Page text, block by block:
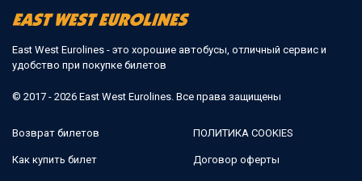
East West Eurolines - это хорошие автобусы, отличный сервис и
удобство при покупке билетов
© 2017 - 2026 East West Eurolines. Все права защищены
Возврат билетов
Как купить билет
ПОЛИТИКА COOKIES
Договор оферты